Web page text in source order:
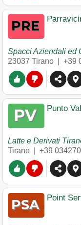
Spacci Aziendali ed
23037 Tirano +39
Punto
Latte e Derivati
Tirano
+39
Point